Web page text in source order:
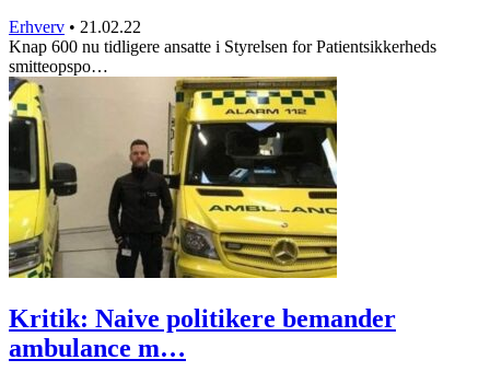
Erhverv • 21.02.22
Knap 600 nu tidligere ansatte i Styrelsen for Patientsikkerheds
smitteopspo…
Kritik: Naive politikere bemander
ambulance m…